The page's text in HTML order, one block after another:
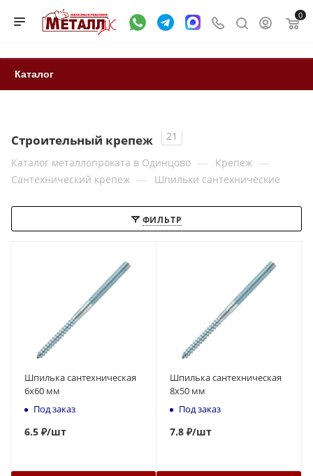
0
Каталог
Строительный крепеж
21
Каталог металлопроката в Одинцово — Крепеж —
Сантехнический крепеж — Шпильки сантехнические
ФИЛЬТР
Шпилька сантехническая
6x60 мм
Под заказ
6.5 ₽/шт
Шпилька сантехническая
8x50 мм
Под заказ
7.8 ₽/шт